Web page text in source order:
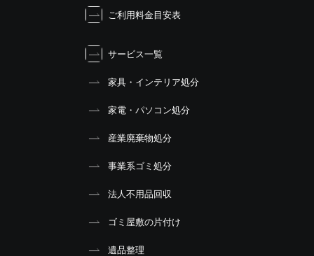
ご利用料金目安表
サービス一覧
家具・インテリア処分
家電・パソコン処分
産業廃棄物処分
事業系ゴミ処分
法人不用品回収
ゴミ屋敷の片付け
遺品整理